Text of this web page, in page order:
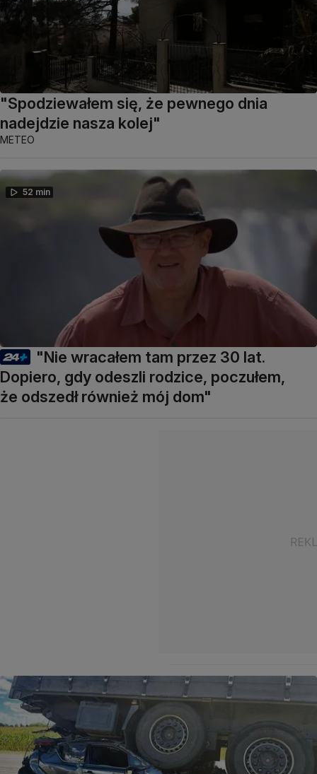
"Spodziewałem się, że pewnego dnia
nadejdzie nasza kolej"
METEO
52 min
"Nie wracałem tam przez 30 lat.
Dopiero, gdy odeszli rodzice, poczułem,
że odszedł również mój dom"